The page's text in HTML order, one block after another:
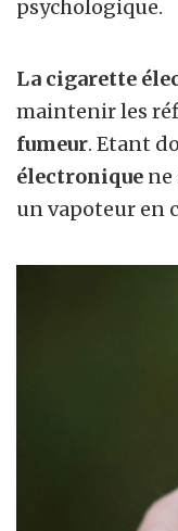
psychologique.
La cigarette
maintenir les
fumeur. Etant
électronique ne
un vapoteur en